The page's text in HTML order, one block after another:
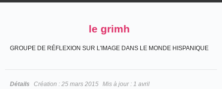
le grimh
GROUPE DE RÉFLEXION SUR L'IMAGE DANS LE MONDE HISPANIQUE
Détails Création : 25 mars 2015 Mis à jour : 1 avril